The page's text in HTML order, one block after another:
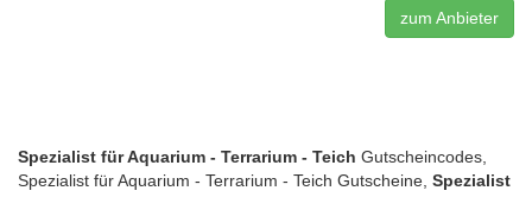
zum Anbieter
Spezialist für Aquarium - Terrarium - Teich Gutscheincodes,
Spezialist für Aquarium - Terrarium - Teich Gutscheine, Spezialist